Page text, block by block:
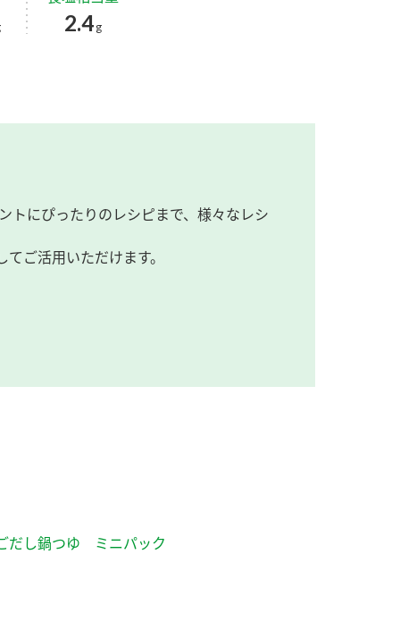
2.4 g
トにぴったりのレシピまで、様々なレシ
ご活用いただけます。
だし鍋つゆ ミニパック